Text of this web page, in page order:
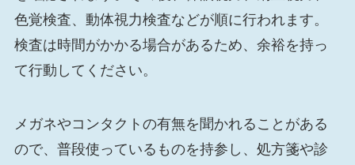
色覚検査、動体視力検査などが順に行われます。
検査は時間がかかる場合があるため、余裕を持っ
て行動してください。
メガネやコンタクトの有無を聞かれることがある
ので、普段使っているものを持参し、処方箋や診